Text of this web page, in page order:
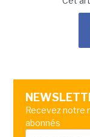
Recevez
abonnés